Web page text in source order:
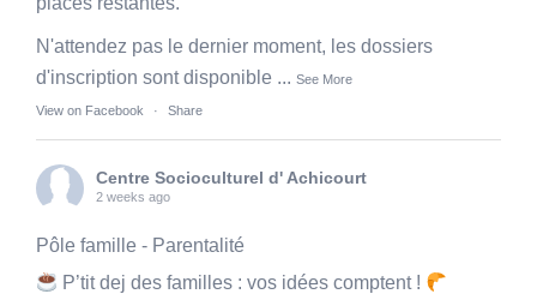
N'attendez pas le dernier moment, les dossiers
d'inscription sont disponible ... See More
View on Facebook · Share
Centre Socioculturel d' Achicourt
2 weeks ago
Pôle famille - Parentalité
P’tit dej des familles : vos idées comptent !